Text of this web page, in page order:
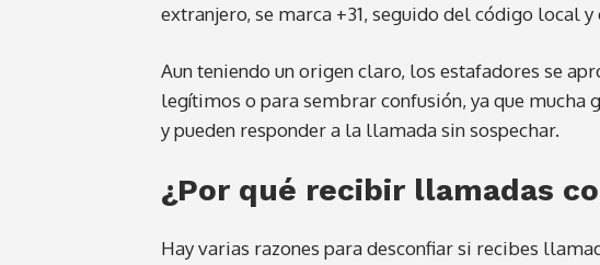
extranjero, se marca +31, seguido del código local
Aun teniendo un origen claro, los estafadores se
legítimos o para sembrar confusión, ya que mucha
y pueden responder a la llamada sin sospechar.
¿Por qué recibir llamadas
Hay varias razones para desconfiar si recibes